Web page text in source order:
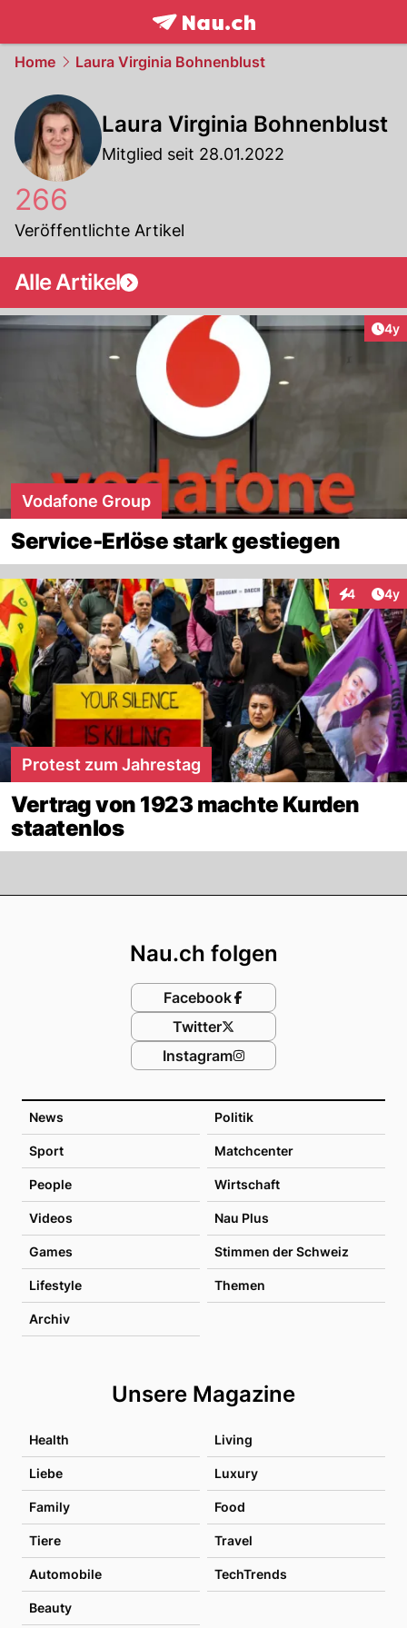
frontpage.NAU.ch
Home Laura Virginia Bohnenblust
Laura Virginia Bohnenblust
Mitglied seit 28.01.2022
266
Veröffentlichte Artikel
Alle Artikel
4y
Vodafone Group
Service-Erlöse stark gestiegen
4 4y
Protest zum Jahrestag
Vertrag von 1923 machte Kurden
staatenlos
News Politik
Sport Matchcenter
People Wirtschaft
Videos Nau Plus
Games Stimmen der Schweiz
Lifestyle Themen
Archiv
Unsere Magazine
Health Living
Liebe Luxury
Family Food
Tiere Travel
Automobile TechTrends
Beauty
Nau.ch folgen
Facebook
Twitter
Instagram